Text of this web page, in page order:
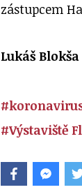
zástupcem
Lukáš Blokša
#Výstaviště